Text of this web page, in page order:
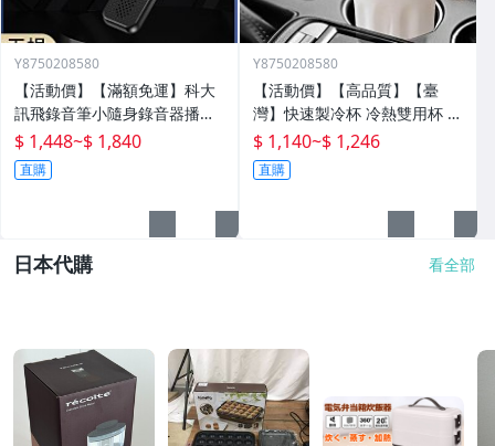
Y8750208580
【活動價】【滿額免運】科大
訊飛錄音筆小隨身錄音器播放
器設備神器專業高清降噪轉文
字超
$ 1,448~$ 1,840
直購
Y8750208580
【活動價】【高品質】【臺
灣】快速製冷杯 冷熱雙用杯 保
溫杯 辦公室水杯 保冰杯 製冷
水杯 車載水杯 充電水杯 恆溫
杯 半
$ 1,140~$ 1,246
直購
日本代購 看全部